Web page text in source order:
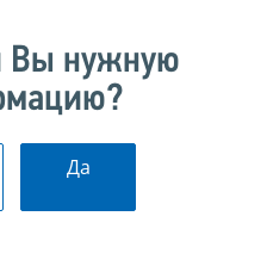
Вы нужную
Да